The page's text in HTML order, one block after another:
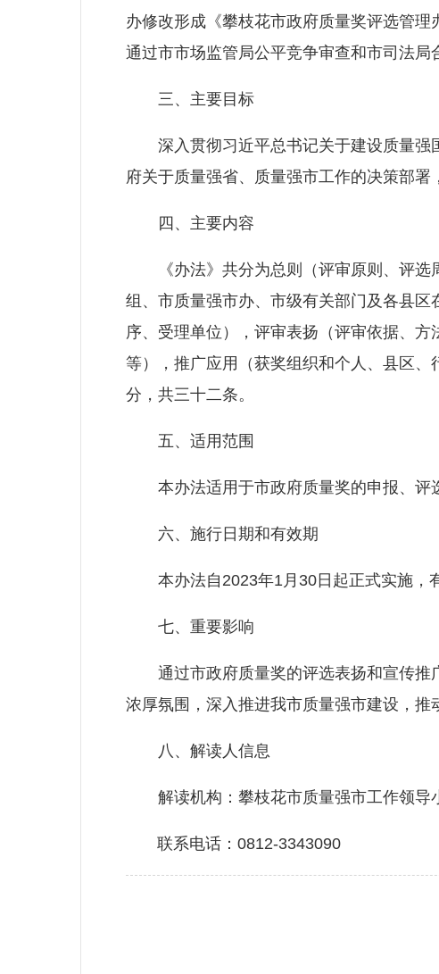
办修改形成《攀枝花市政府质量奖评选管
通过市市场监管局公平竞争审查和市司法局
三、主要目标
深入贯彻习近平总书记关于建设质量强
府关于质量强省、质量强市工作的决策部署
四、主要内容
《办法》共分为总则（评审原则、评选
组、市质量强市办、市级有关部门及各县
序、受理单位），评审表扬（评审依据、
等），推广应用（获奖组织和个人、县区
分，共三十二条。
五、适用范围
本办法适用于市政府质量奖的申报、评
六、施行日期和有效期
本办法自2023年1月30日起正式实施，有
七、重要影响
通过市政府质量奖的评选表扬和宣传推
浓厚氛围，深入推进我市质量强市建设，推
八、解读人信息
解读机构：攀枝花市质量强市工作领导
联系电话：0812-3343090